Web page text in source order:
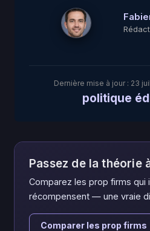
Dernière mise à jour : 23
politique
Passez de la théorie
Comparez les prop firms
récompensent — une vraie
Comparer les prop firms